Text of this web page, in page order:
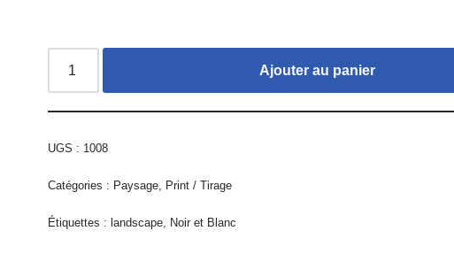
Ajouter au panier
UGS : 1008
Catégories : Paysage, Print / Tirage
Étiquettes : landscape, Noir et Blanc